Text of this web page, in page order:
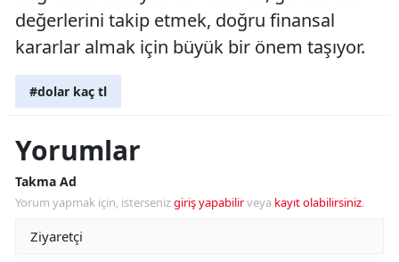
değerlerini takip etmek, doğru finansal
kararlar almak için büyük bir önem taşıyor.
#dolar kaç tl
Yorumlar
Takma Ad
Yorum yapmak için, istersenizgiriş yapabilirveya kayıt olabilirsiniz.